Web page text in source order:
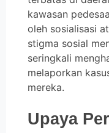
kawasan
oleh sosialisasi
stigma sosial
seringkali
melaporkan
mereka.
Upaya